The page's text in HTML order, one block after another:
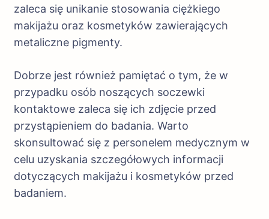
zaleca się unikanie stosowania ciężkiego
makijażu oraz kosmetyków zawierających
metaliczne pigmenty.
Dobrze jest również pamiętać o tym, że w
przypadku osób noszących soczewki
kontaktowe zaleca się ich zdjęcie przed
przystąpieniem do badania. Warto
skonsultować się z personelem medycznym w
celu uzyskania szczegółowych informacji
dotyczących makijażu i kosmetyków przed
badaniem.